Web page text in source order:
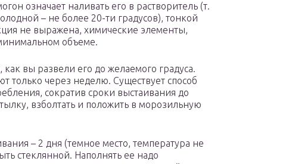
означает наливать его в растворитель (т.
– не более 20-ти градусов), тонкой
не выражена, химические элементы,
объеме.
как вы развели его до желаемого градуса.
только через неделю. Существует способ
сократив сроки выстаивания до
взболтать и положить в морозильную
– 2 дня (темное место, температура не
стеклянной. Наполнять ее надо